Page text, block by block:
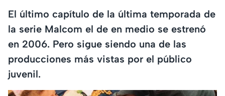
El último capítulo de la última temporada de
la serie Malcom el de en medio se estrenó
en 2006. Pero sigue siendo una de las
producciones más vistas por el público
juvenil.